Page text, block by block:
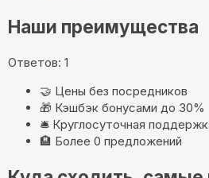
Наши преимущества
Ответов: 1
🤝 Цены без посредников
🎁 Кэшбэк бонусами до 30%
🛎️ Круглосуточная
🏨 Более 0 предложений